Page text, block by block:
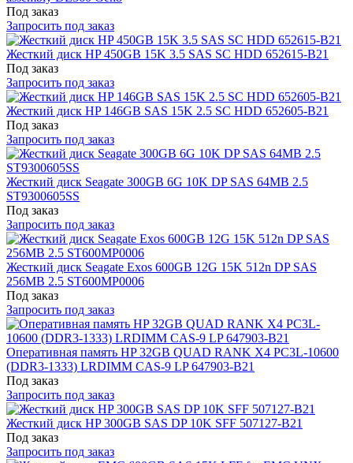
Под заказ
Запросить под заказ
Жесткий диск HP 450GB 15K 3.5 SAS SC HDD 652615-B21
Под заказ
Запросить под заказ
Жесткий диск HP 146GB SAS 15K 2.5 SC HDD 652605-B21
Под заказ
Запросить под заказ
Жесткий диск Seagate 300GB 6G 10K DP SAS 64MB 2.5
ST9300605SS
Под заказ
Запросить под заказ
Жесткий диск Seagate Exos 600GB 12G 15K 512n DP SAS
256MB 2.5 ST600MP0006
Под заказ
Запросить под заказ
Оперативная память HP 32GB QUAD RANK X4 PC3L-10600
(DDR3-1333) LRDIMM CAS-9 LP 647903-B21
Под заказ
Запросить под заказ
Жесткий диск HP 300GB SAS DP 10K SFF 507127-B21
Под заказ
Запросить под заказ